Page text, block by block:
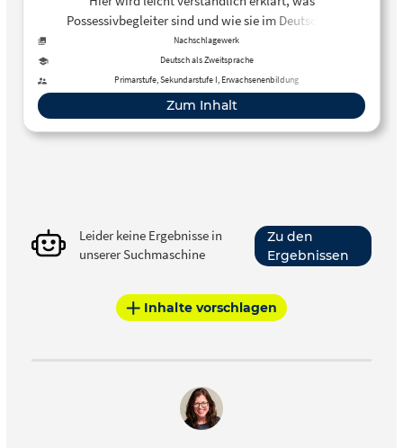
Possessivbegleiter sind und wie sie im Deutschen
angewendet werden. Viele Beispiele erleichtern das
Verständnis zusätzlich.
Nachschlagewerk
Deutsch als Zweitsprache
Primarstufe, Sekundarstufe I, Erwachsenenbildung
Zum Inhalt
Leider keine Ergebnisse in
unserer Suchmaschine
Zu den
Ergebnissen
Inhalte vorschlagen